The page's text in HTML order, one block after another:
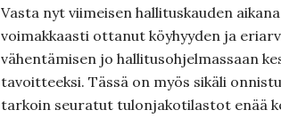
Vasta nyt viimeisen hallituskauden
voimakkaasti ottanut köyhyyden ja
vähentämisen jo hallitusohjelmassaan
tavoitteeksi. Tässä on myös sikäli
tarkoin seuratut tulonjakotilastot enää